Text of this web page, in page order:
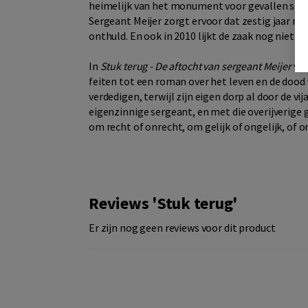
heimelijk van het monument voor gevallen
Sergeant Meijer zorgt ervoor dat zestig jaar na
onthuld. En ook in 2010 lijkt de zaak nog niet
In Stuk terug - De aftocht van sergeant Meijer
feiten tot een roman over het leven en de
verdedigen, terwijl zijn eigen dorp al door de
eigenzinnige sergeant, en met die overijverige
om recht of onrecht, om gelijk of ongelijk, of
Reviews 'Stuk terug'
Er zijn nog geen reviews voor dit product